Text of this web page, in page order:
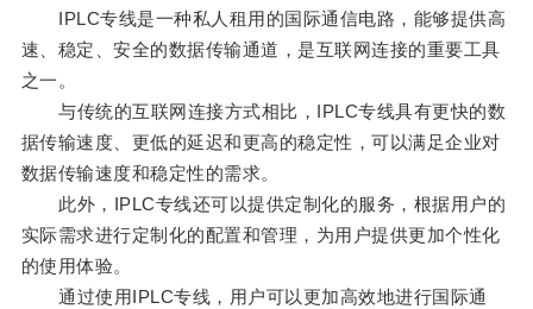
IPLC专线是一种私人租用的国际通信电路，能够提供高
速、稳定、安全的数据传输通道，是互联网连接的重要工具
之一。
与传统的互联网连接方式相比，IPLC专线具有更快的数
据传输速度、更低的延迟和更高的稳定性，可以满足企业对
数据传输速度和稳定性的需求。
此外，IPLC专线还可以提供定制化的服务，根据用户的
实际需求进行定制化的配置和管理，为用户提供更加个性化
的使用体验。
通过使用IPLC专线，用户可以更加高效地进行国际通